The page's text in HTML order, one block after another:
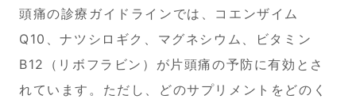
頭痛の診療ガイドラインでは、コエンザイム
Q10、ナツシロギク、マグネシウム、ビタミン
B12（リボフラビン）が片頭痛の予防に有効とさ
れています。ただし、どのサプリメントをどのく